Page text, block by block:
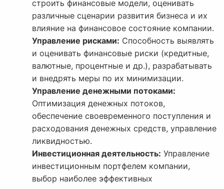
строить финансовые модели, оценивать
различные сценарии развития бизнеса и их
влияние на финансовое состояние компании.
Управление рисками: Способность выявлять
и оценивать финансовые риски (кредитные,
валютные, процентные и др.), разрабатывать
и внедрять меры по их минимизации.
Управление денежными потоками:
Оптимизация денежных потоков,
обеспечение своевременного поступления и
расходования денежных средств, управление
ликвидностью.
Инвестиционная деятельность: Управление
инвестиционным портфелем компании,
выбор наиболее эффективных